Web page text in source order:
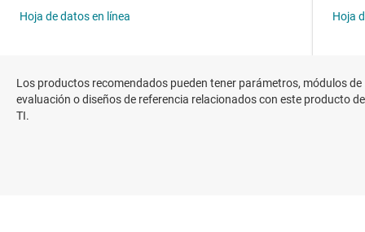
Los productos recomendados pueden tener parámetros, módulos de
evaluación o diseños de referencia relacionados con este producto de
TI.